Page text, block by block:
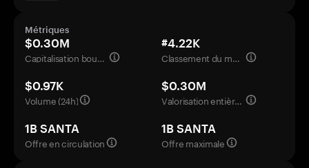
Métriques
$0.30M
Capitalisation boursière
#4.22K
Classement du marché
$0.97K
Volume (24h)
$0.30M
Valorisation entièrement diluée
1B SANTA
Offre en circulation
1B SANTA
Offre maximale